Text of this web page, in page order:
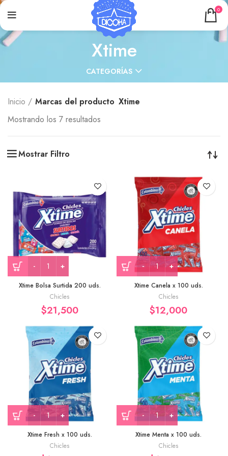
0
Xtime
CATEGORÍAS
Inicio Marcas del producto Xtime
Mostrando los 7 resultados
Mostrar Filtro
Xtime Bolsa Surtida 200 uds.
Chicles
$21,500
Xtime Canela x 100 uds.
Chicles
$12,000
Xtime Fresh x 100 uds.
Chicles
Xtime Menta x 100 uds.
Chicles